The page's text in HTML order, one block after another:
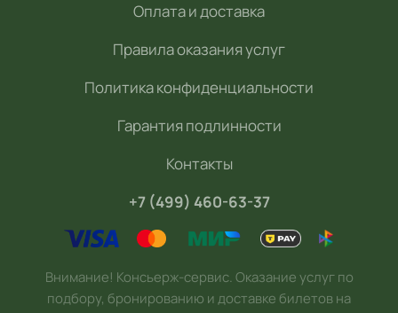
Оплата и доставка
Правила оказания услуг
Политика конфиденциальности
Гарантия подлинности
Контакты
+7 (499) 460-63-37
Внимание! Консьерж-сервис. Оказание услуг по
подбору, бронированию и доставке билетов на